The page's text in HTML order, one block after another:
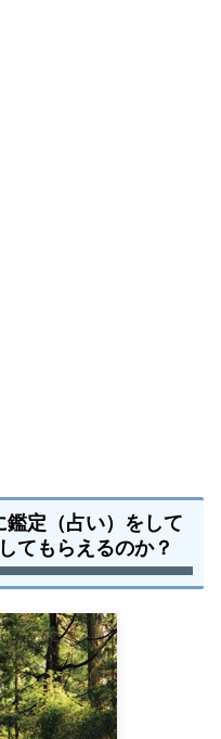
鑑定（占い）をして
てもらえるのか？